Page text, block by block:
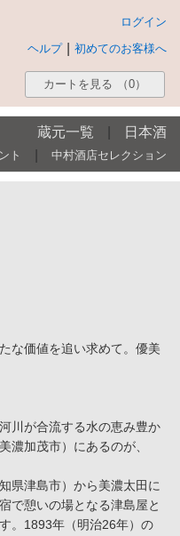
ログイン
初めてのお客様へ
ヘルプ
カートを見る （0）
蔵元一覧 日本酒
ト 中村酒店セレクション
な価値を追い求めて。優美
川が合流する水の恵み豊か
濃加茂市）にあるのが、
県津島市）から美濃太田に
で憩いの場となる津島屋と
。1893年（明治26年）の